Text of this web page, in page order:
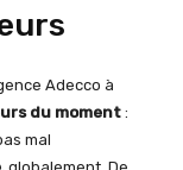
Adecco à
du moment :
mal
, globalement. De